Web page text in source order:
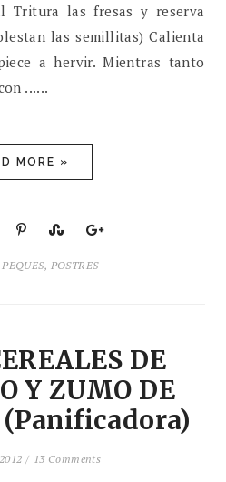
Tritura las fresas y reserva
las semillitas) Calienta
a hervir. Mientras tanto
......
MORE »
, POSTRES
DE
Y ZUMO DE
/ 13 Comments